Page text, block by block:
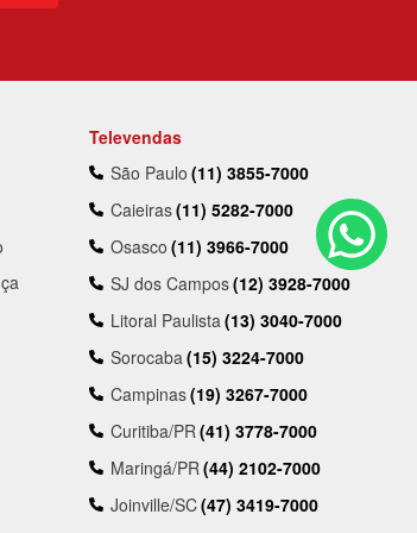
Televendas
São Paulo (11) 3855-7000
Caieiras(11) 5282-7000
Osasco (11) 3966-7000
SJ dos Campos(12) 3928-7000
Litoral Paulista(13) 3040-7000
Sorocaba(15) 3224-7000
Campinas(19) 3267-7000
Curitiba/PR(41) 3778-7000
Maringá/PR(44) 2102-7000
Joinville/SC(47) 3419-7000